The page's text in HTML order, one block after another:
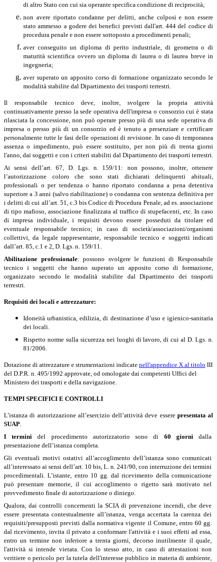
di altro Stato con cui sia operante specifica condizione di reciprocità;
non avere riportato condanne per delitti, anche colposi e non essere
stato ammesso a godere dei benefici previsti dall'art. 444 del codice di
procedura penale e non essere sottoposto a procedimenti penali;
aver conseguito un diploma di perito industriale, di geometra o di
maturità scientifica ovvero un diploma di laurea o di laurea breve in
ingegneria;
aver superato un apposito corso di formazione organizzato secondo le
modalità stabilite dal Dipartimento dei trasporti terrestri.
Il responsabile tecnico deve, inoltre, svolgere la propria attività
continuativamente presso la sede operativa dell'impresa o consorzio cui è stata
rilasciata la concessione, non può operare presso più di una sede operativa di
impresa o presso più di un consorzio ed è tenuto a presenziare e certificare
personalmente tutte le fasi delle operazioni di revisione. In caso di temporanea
assenza o impedimento, può essere sostituito, per non più di trenta giorni
l'anno, dai soggetti e con i criteri stabiliti dal Dipartimento dei trasporti terrestri.
Ai sensi dell’art. 67, D. Lgs. n. 159/11: non possono, inoltre, ottenere
l’autorizzazione coloro che sono stati dichiarati delinquenti abituali,
professionali o per tendenza o hanno riportato condanna a pena detentiva
superiore a 3 anni (salvo riabilitazione) o condanna con sentenza definitiva per
i delitti di cui all’art. 51, c.3 bis Codice di Procedura Penale, ad es. associazione
di tipo mafioso, associazione finalizzata al traffico di stupefacenti, etc. In caso
di impresa individuale, i requisiti devono essere posseduti da titolare ed
eventuale responsabile tecnico; in caso di società/associazioni/organismi
collettivi, da legale rappresentante, responsabile tecnico e soggetti indicati
dall’art. 85, c.1 e 2, D. Lgs. n. 159/11.
Abilitazione professionale: possono svolgere le funzioni di Responsabile
tecnico i soggetti che hanno superato un apposito corso di formazione,
organizzato secondo le modalità stabilite dal Dipartimento dei trasporti
terrestri.
Requisiti dei locali e attrezzature:
Idoneità urbanistica, edilizia, di destinazione d’uso e igienico-sanitaria
dei locali.
Rispetto norme sulla sicurezza nei luoghi di lavoro, di cui al D. Lgs. n.
81/2006.
Dotazione di attrezzature e strumentazioni indicate nell'appendice X al titolo III
del D.P.R. n. 495/1992 approvate, od omologate dai competenti Uffici del
Ministero dei trasporti e della navigazione.
TEMPI SPECIFICI E CONTROLLI
L’istanza di autorizzazione all’esercizio dell’attività deve essere presentata al
SUAP
I termini del procedimento autorizzatorio sono di 60 giorni dalla
presentazione dell’istanza completa.
Gli eventuali motivi ostativi all’accoglimento dell’istanza sono comunicati
all’interessato ai sensi dell’art. 10 bis, L. n. 241/90, con interruzione dei termini
procedimentali. L’istante, entro 10 gg. dal ricevimento della comunicazione
può presentare memorie, il cui accoglimento o rigetto sarà motivato nel
provvedimento finale di autorizzazione o diniego.
Qualora, dai controlli concernenti la SCIA di prevenzione incendi, che deve
essere presentata contestualmente all’istanza, venga accertata la carenza dei
requisiti/presupposti previsti dalla normativa vigente il Comune, entro 60 gg.
dal ricevimento, invita il privato a conformare l'attività e i suoi effetti ad essa,
entro un termine non inferiore a trenta giorni, decorso inutilmente il quale,
l'attività si intende vietata. Con lo stesso atto, in caso di attestazioni non
veritiere o pericolo per la tutela dell'interesse pubblico in materia di ambiente,